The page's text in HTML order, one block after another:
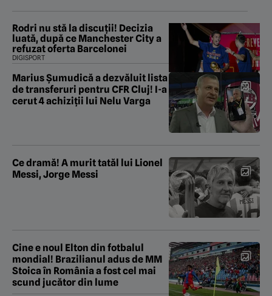
Rodri nu stă la discuții! Decizia
luată, după ce Manchester City a
refuzat oferta Barcelonei
DIGISPORT
Marius Șumudică a dezvăluit lista
de transferuri pentru CFR Cluj! I-a
cerut 4 achiziții lui Nelu Varga
Ce dramă! A murit tatăl lui Lionel
Messi, Jorge Messi
Cine e noul Elton din fotbalul
mondial! Brazilianul adus de MM
Stoica în România a fost cel mai
scund jucător din lume